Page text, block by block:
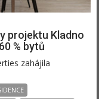
projektu Kladno
% bytů
zahájila